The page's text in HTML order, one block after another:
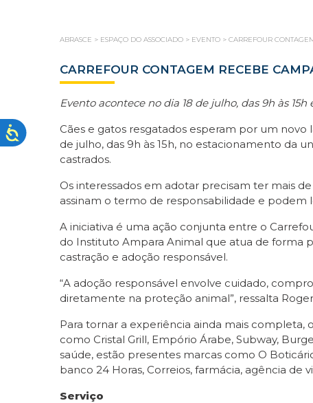
ABRASCE > ESPAÇO DO ASSOCIADO > EVENTO > CARREFOUR
CARREFOUR CONTAGEM RECEBE
Evento acontece no dia 18 de julho, das 9h às
Cães e gatos resgatados esperam por um
de julho, das 9h às 15h, no estacionamento da
castrados.
Os interessados em adotar precisam ter mais
assinam o termo de responsabilidade e podem
A iniciativa é uma ação conjunta entre o
do Instituto Ampara Animal que atua de forma
castração e adoção responsável.
“A adoção responsável envolve cuidado,
diretamente na proteção animal”, ressalta
Para tornar a experiência ainda mais
como Cristal Grill, Empório Árabe, Subway,
saúde, estão presentes marcas como O
banco 24 Horas, Correios, farmácia, agência de
Serviço